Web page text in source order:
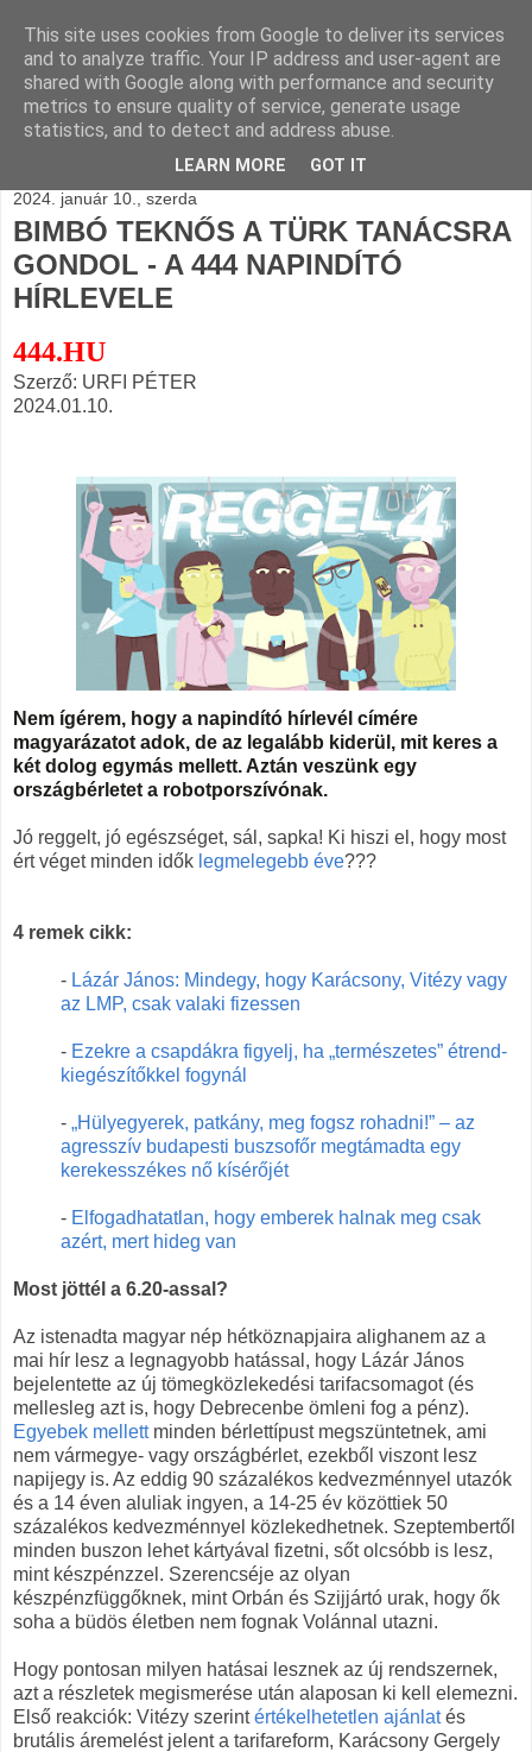
BLOGÁSZAT, napi
blogjava
2024. január 10., szerda
BIMBÓ TEKNŐS A TÜRK TANÁCSRA
GONDOL - A 444 NAPINDÍTÓ
HÍRLEVELE
444.HU
Szerző: URFI PÉTER
2024.01.10.
Nem ígérem, hogy a napindító hírlevél címére
magyarázatot adok, de az legalább kiderül, mit keres a
két dolog egymás mellett. Aztán veszünk egy
országbérletet a robotporszívónak.
Jó reggelt, jó egészséget, sál, sapka! Ki hiszi el, hogy most
ért véget minden idők legmelegebb éve???
4 remek cikk:
- Lázár János: Mindegy, hogy Karácsony, Vitézy vagy
az LMP, csak valaki fizessen
- Ezekre a csapdákra figyelj, ha „természetes” étrend-
kiegészítőkkel fogynál
- „Hülyegyerek, patkány, meg fogsz rohadni!” – az
agresszív budapesti buszsofőr megtámadta egy
kerekesszékes nő kísérőjét
- Elfogadhatatlan, hogy emberek halnak meg csak
azért, mert hideg van
Most jöttél a 6.20-assal?
Az istenadta magyar nép hétköznapjaira alighanem az a
mai hír lesz a legnagyobb hatással, hogy Lázár János
bejelentette az új tömegközlekedési tarifacsomagot (és
mellesleg azt is, hogy Debrecenbe ömleni fog a pénz).
Egyebek mellettminden bérlettípust megszüntetnek, ami
nem vármegye- vagy országbérlet, ezekből viszont lesz
napijegy is. Az eddig 90 százalékos kedvezménnyel utazók
és a 14 éven aluliak ingyen, a 14-25 év közöttiek 50
százalékos kedvezménnyel közlekedhetnek. Szeptembertől
minden buszon lehet kártyával fizetni, sőt olcsóbb is lesz,
mint készpénzzel. Szerencséje az olyan
készpénzfüggőknek, mint Orbán és Szijjártó urak, hogy ők
soha a büdös életben nem fognak Volánnal utazni.
Hogy pontosan milyen hatásai lesznek az új rendszernek,
azt a részletek megismerése után alaposan ki kell elemezni.
Első reakciók: Vitézy szerintértékelhetetlen ajánlatés
brutális áremelést jelent a tarifareform, Karácsony Gergely
This site uses cookies from Google to deliver its services
and to analyze traffic. Your IP address and user-agent are
shared with Google along with performance and security
metrics to ensure quality of service, generate usage
statistics, and to detect and address abuse.
LEARN MORE GOT IT